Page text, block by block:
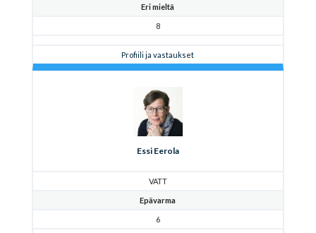
Eri mieltä
8
Profiili ja vastaukset
Essi Eerola
VATT
Epävarma
6